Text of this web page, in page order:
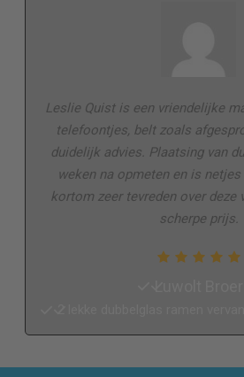
Leslie Quist is een vriendelijke
telefoontjes, belt zoals
duidelijk advies. Plaatsing van
weken na opmeten en is
kortom zeer tevreden over deze
scherpe prijs.